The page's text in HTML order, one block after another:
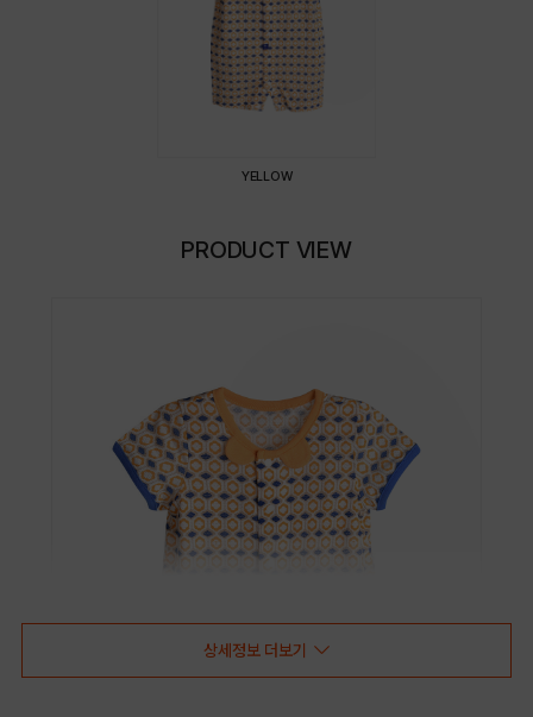
YELLOW
PRODUCT VIEW
상세정보 더보기